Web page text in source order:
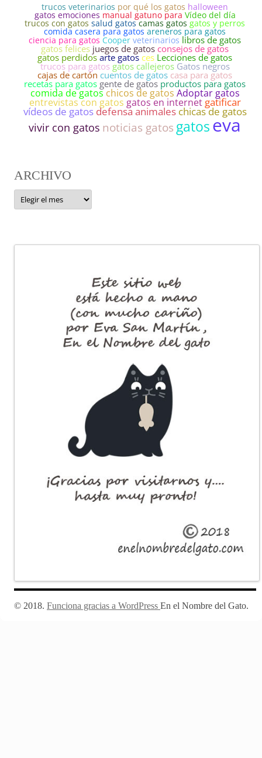
trucos veterinarios por qué los gatos halloween
gatos emociones manual gatuno para Vídeo del día
trucos con gatos salud gatos camas gatos gatos y perros
comida casera para gatos areneros para gatos
ciencia para gatos Cooper veterinarios libros de gatos
gatos felices juegos de gatos consejos de gatos
gatos perdidos arte gatos ces Lecciones de gatos
trucos para gatos gatos callejeros Gatos negros
cajas de cartón cuentos de gatos casa para gatos
recetas para gatos gente de gatos productos para gatos
comida de gatos chicos de gatos Adoptar gatos
entrevistas con gatos gatos en internet gatificar
vídeos de gatos defensa animales chicas de gatos
vivir con gatos noticias gatos gatoseva
ARCHIVO
ARCHIVO
Funciona gracias a WordPress